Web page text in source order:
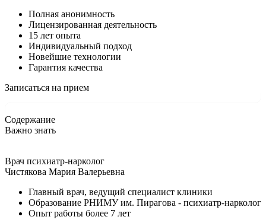
Полная анонимность
Лицензированная деятельность
15 лет опыта
Индивидуальный подход
Новейшие технологии
Гарантия качества
Записаться на прием
Содержание
Важно знать
Врач психиатр-нарколог
Чистякова Мария Валерьевна
Главный врач, ведущий специалист клиники
Образование РНИМУ им. Пирагова - психиатр-нарколог
Опыт работы более 7 лет